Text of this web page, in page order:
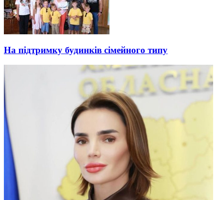
На підтримку будинків сімейного типу